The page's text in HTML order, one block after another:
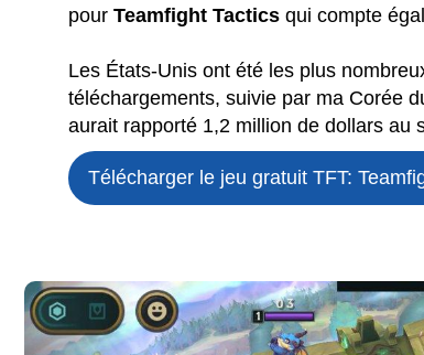
pourTeamfight Tacticsqui compte
Les États-Unis ont été les plus
téléchargements, suivie par ma Corée
aurait rapporté 1,2 million de dollars au
Télécharger le jeu gratuitTFT: